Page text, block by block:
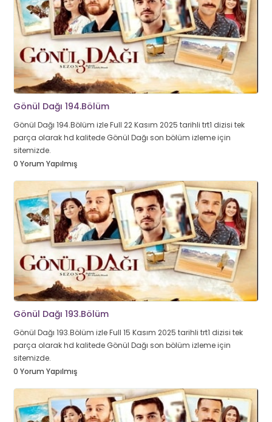
Gönül Dağı 194.Bölüm
Gönül Dağı 194.Bölüm izle Full 22 Kasım 2025 tarihli trt1 dizisi tek
parça olarak hd kalitede Gönül Dağı son bölüm izleme için
sitemizde.
0 Yorum Yapılmış
Gönül Dağı 193.Bölüm
Gönül Dağı 193.Bölüm izle Full 15 Kasım 2025 tarihli trt1 dizisi tek
parça olarak hd kalitede Gönül Dağı son bölüm izleme için
sitemizde.
0 Yorum Yapılmış